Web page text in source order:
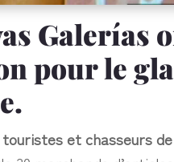
Galerías
pour le
et chasseurs